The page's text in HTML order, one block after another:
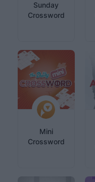
Sunday
Crossword
Mini
Crossword